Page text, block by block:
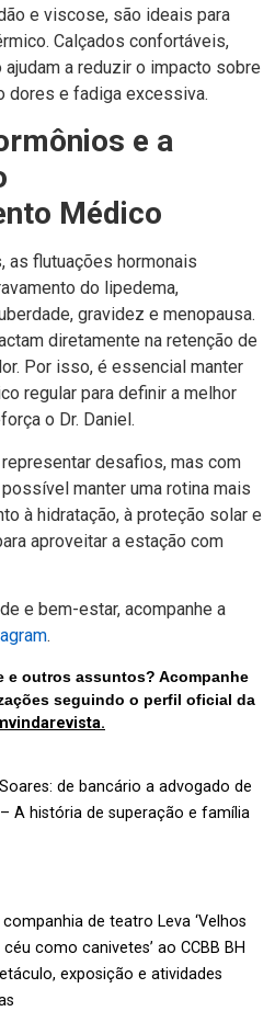
e viscose, são ideais para
Calçados confortáveis,
a reduzir o impacto sobre
dores e fadiga excessiva.
e a
Médico
flutuações hormonais
do lipedema,
gravidez e menopausa.
diretamente na retenção de
Por isso, é essencial manter
regular para definir a melhor
o Dr. Daniel.
desafios, mas com
manter uma rotina mais
à hidratação, à proteção solar e
aproveitar a estação com
e bem-estar, acompanhe a
.
e outros assuntos? Acompanhe
seguindo o perfil oficial da
de bancário a advogado de
A história de superação e família
companhia de teatro Leva ‘Velhos
como canivetes’ ao CCBB BH
exposição e atividades